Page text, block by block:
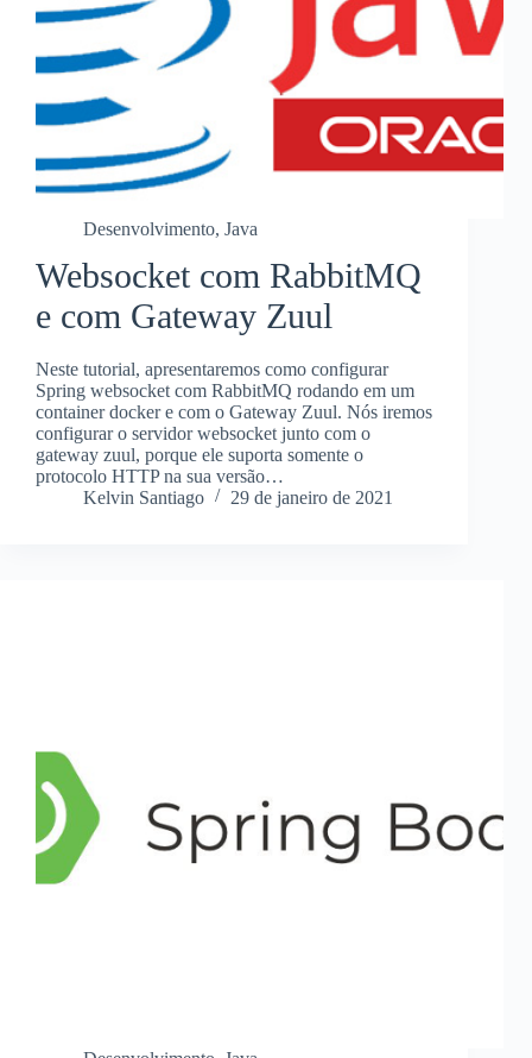
Desenvolvimento, Java
Websocket com RabbitMQ
e com Gateway Zuul
Neste tutorial, apresentaremos como configurar
Spring websocket com RabbitMQ rodando em um
container docker e com o Gateway Zuul. Nós iremos
configurar o servidor websocket junto com o
gateway zuul, porque ele suporta somente o
protocolo HTTP na sua versão…
Kelvin Santiago
29 de janeiro de 2021